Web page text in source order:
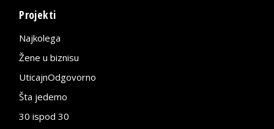
Projekti
Najkolega
Žene u biznisu
UticajnOdgovorno
Šta jedemo
30 ispod 30